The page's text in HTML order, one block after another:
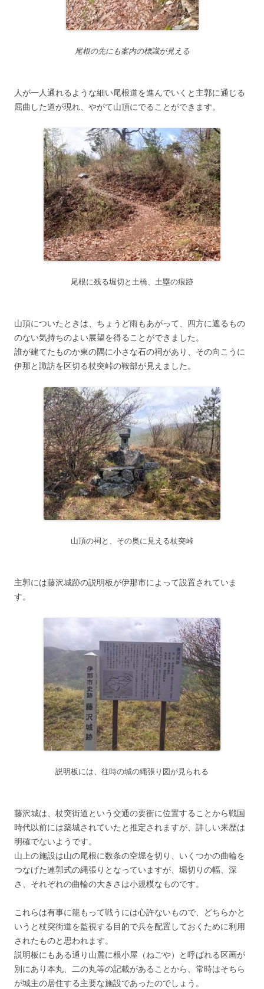
尾根の先にも案内の標識が見える
人が一人通れるような細い尾根道を進んでいくと主郭に通じる
屈曲した道が現れ、やがて山頂にでることができます。
尾根に残る堀切と土橋、土塁の痕跡
山頂についたときは、ちょうど雨もあがって、四方に遮るもの
のない気持ちのよい展望を得ることができました。
誰が建てたものか東の隅に小さな石の祠があり、その向こうに
伊那と諏訪を区切る杖突峠の鞍部が見えました。
山頂の祠と、その奥に見える杖突峠
主郭には藤沢城跡の説明板が伊那市によって設置されていま
す。
説明板には、往時の城の縄張り図が見られる
藤沢城は、杖突街道という交通の要衝に位置することから戦国
時代以前には築城されていたと推定されますが、詳しい来歴は
明確でないようです。
山上の施設は山の尾根に数条の空堀を切り、いくつかの曲輪を
つなげた連郭式の縄張りとなっていますが、堀切りの幅、深
さ、それぞれの曲輪の大きさは小規模なものです。
これらは有事に籠もって戦うには心許ないもので、どちらかと
いうと杖突街道を監視する目的で兵を配置しておくために利用
されたものと思われます。
説明板にもある通り山麓に根小屋（ねごや）と呼ばれる区画が
別にあり本丸、二の丸等の記載があることから、常時はそちら
が城主の居住する主要な施設であったのでしょう。